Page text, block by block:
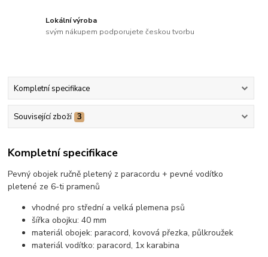
Lokální výroba
svým nákupem podporujete českou tvorbu
Kompletní specifikace
Související zboží 3
Kompletní specifikace
Pevný obojek ručně pletený z paracordu + pevné vodítko
pletené ze 6-ti pramenů
vhodné pro střední a velká plemena psů
šířka obojku: 40 mm
materiál obojek: paracord, kovová přezka, půlkroužek
materiál vodítko: paracord, 1x karabina